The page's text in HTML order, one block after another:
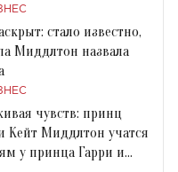
стало известно,
Миддлтон назвала
чувств: принц
Кейт Миддлтон учатся
у принца Гарри и